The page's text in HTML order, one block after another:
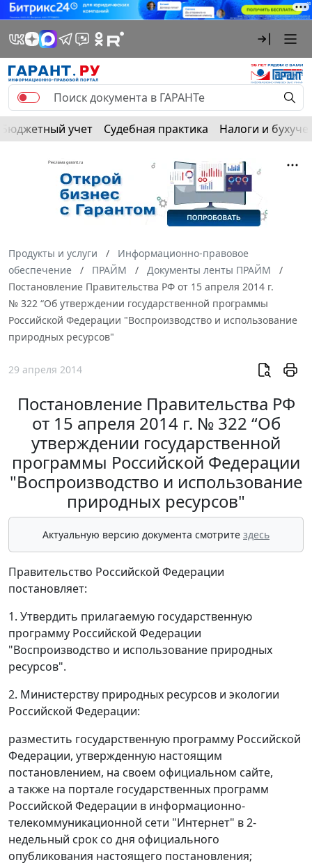
Бюджетный учет Судебная практика Налоги и
Продукты и услуги
Информационно-правовое
обеспечение
ПРАЙМ
Документы ленты ПРАЙМ
Постановление Правительства РФ от 15 апреля 2014 г.
№ 322 “Об утверждении государственной программы
Российской Федерации "Воспроизводство и использование
природных ресурсов"
29 апреля 2014
Постановление Правительства РФ
от 15 апреля 2014 г. № 322 “Об
утверждении государственной
программы Российской Федерации
"Воспроизводство и использование
природных ресурсов"
Актуальную версию документа смотрите здесь
Правительство Российской Федерации
постановляет:
1. Утвердить прилагаемую государственную
программу Российской Федерации
"Воспроизводство и использование природных
ресурсов".
2. Министерству природных ресурсов и экологии
Российской Федерации:
разместить государственную программу Российской
Федерации, утвержденную настоящим
постановлением, на своем официальном сайте,
а также на портале государственных программ
Российской Федерации в информационно-
телекоммуникационной сети "Интернет" в 2-
недельный срок со дня официального
опубликования настоящего постановления;